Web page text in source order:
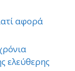
αφορά
ελεύθερης